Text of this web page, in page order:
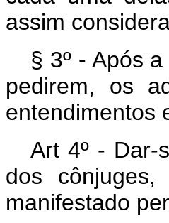
assim
§ 3º - Após
pedirem, os
entendimentos
Art 4º - Dar-
dos
manifestado